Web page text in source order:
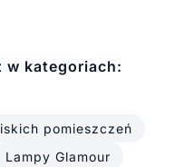
w kategoriach:
pomieszczeń
Lampy Glamour